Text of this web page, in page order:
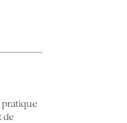
pratique
de